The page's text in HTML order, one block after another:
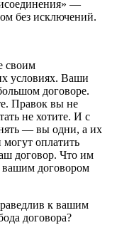
—
без исключений.
своим
условиях. Ваши
договоре.
Правок вы не
не хотите. И с
— вы одни, а их
оплатить
договор. Что им
вашим договором
к вашим
договора?